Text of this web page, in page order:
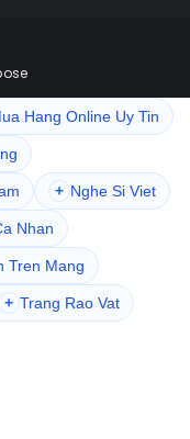
Hang Online Uy Tin
+ Nghe Si Viet
Nhan
Tren Mang
+ Trang Rao Vat